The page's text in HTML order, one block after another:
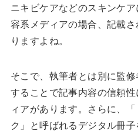
ニキビケアなどのスキンケ
容系メディアの場合、記載
りますよね。
そこで、執筆者とは別に監
することで記事内容の信頼
ィアがあります。さらに、
ク」と呼ばれるデジタル冊